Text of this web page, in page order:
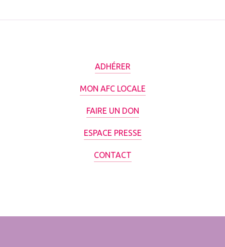
ADHÉRER
MON AFC LOCALE
FAIRE UN DON
ESPACE PRESSE
CONTACT